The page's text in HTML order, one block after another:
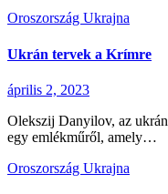
Oroszország Ukrajna
Ukrán tervek a Krímre
április 2, 2023
Olekszij Danyilov, az
egy emlékműről, amely…
Oroszország Ukrajna